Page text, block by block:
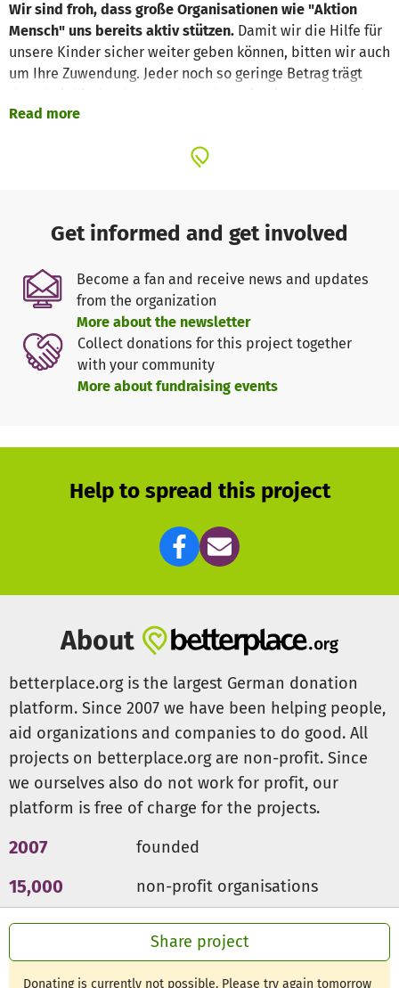
Share project
Donating is currently not possible. Please try again tomorrow
Wir sind froh, dass große Organisationen wie "Aktion
Mensch" uns bereits aktiv stützen. Damit wir die Hilfe für
unsere Kinder sicher weiter geben können, bitten wir auch
um Ihre Zuwendung. Jeder noch so geringe Betrag trägt
und soziale Abwärtsspirale
Read more
Get informed and get involved
Become a fan and receive news and updates
from the organization
More about the newsletter
Collect donations for this project together
with your community
More about fundraising events
Help to spread this project
About
betterplace.org is the largest German donation
platform. Since 2007 we have been helping people,
aid organizations and companies to do good. All
projects on betterplace.org are non-profit. Since
we ourselves also do not work for profit, our
platform is free of charge for the projects.
2007 founded
15,000 non-profit organisations
300m € for a good cause